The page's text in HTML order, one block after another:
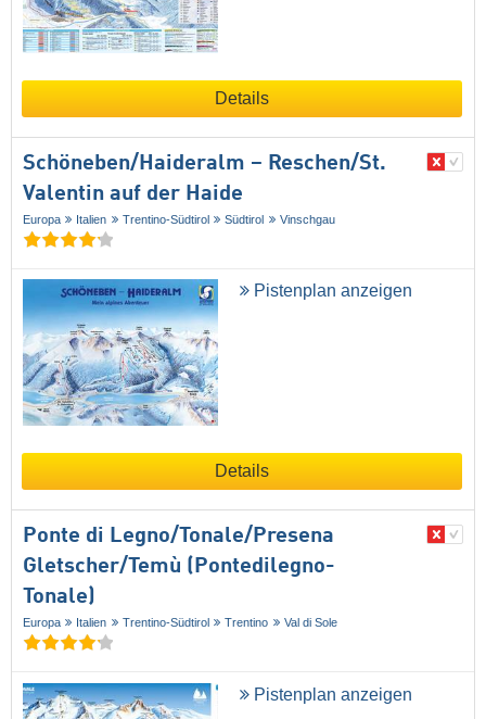
Details
Schöneben/​Haideralm – Reschen/​St.
Valentin auf der Haide
Europa Italien Trentino-Südtirol Südtirol Vinschgau
Pistenplan anzeigen
Details
Ponte di Legno/​Tonale/​Presena
Gletscher/​Temù (Pontedilegno-
Tonale)
Europa Italien Trentino-Südtirol Trentino Val di Sole
Pistenplan anzeigen